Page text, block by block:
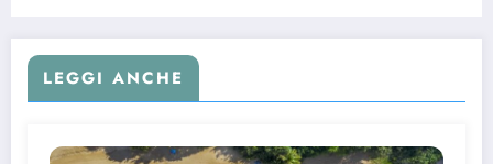
LEGGI ANCHE